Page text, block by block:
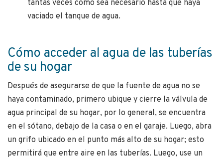
tantas veces como sea necesario hasta que haya
vaciado el tanque de agua.
Cómo acceder al agua de las tuberías
de su hogar
Después de asegurarse de que la fuente de agua no se
haya contaminado, primero ubique y cierre la válvula de
agua principal de su hogar, por lo general, se encuentra
en el sótano, debajo de la casa o en el garaje. Luego, abra
un grifo ubicado en el punto más alto de su hogar; esto
permitirá que entre aire en las tuberías. Luego, use un